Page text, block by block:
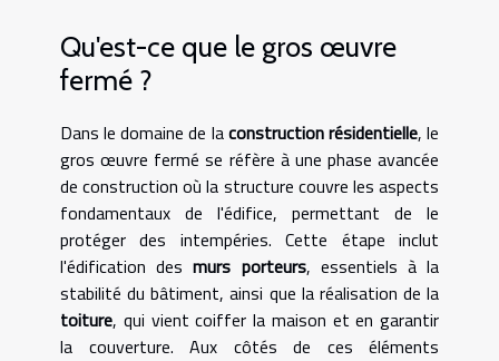
Qu'est-ce que le gros œuvre
fermé ?
Dans le domaine de laconstruction résidentielle, le
gros œuvre fermé se réfère à une phase avancée
de construction où la structure couvre les aspects
fondamentaux de l'édifice, permettant de le
protéger des intempéries. Cette étape inclut
l'édification desmurs porteurs, essentiels à la
stabilité du bâtiment, ainsi que la réalisation de la
toiture, qui vient coiffer la maison et en garantir
la couverture. Aux côtés de ces éléments